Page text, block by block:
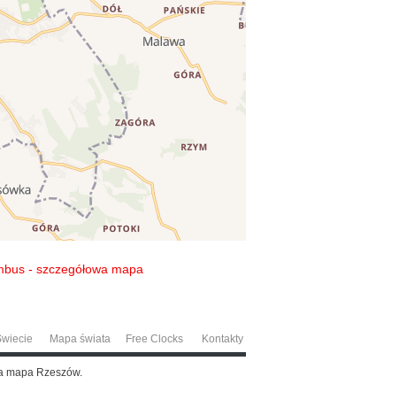
- szczegółowa mapa
Mapa świata Free Clocks Kontakty
mapa Rzeszów.